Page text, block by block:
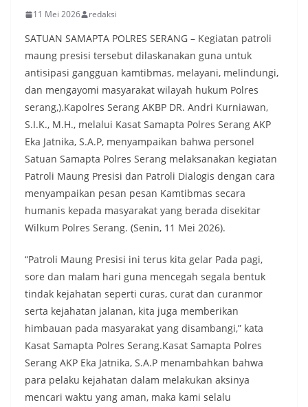
11 Mei 2026 redaksi
SATUAN SAMAPTA POLRES SERANG – Kegiatan patroli
maung presisi tersebut dilaskanakan guna untuk
antisipasi gangguan kamtibmas, melayani, melindungi,
dan mengayomi masyarakat wilayah hukum Polres
serang,).Kapolres Serang AKBP DR. Andri Kurniawan,
S.I.K., M.H., melalui Kasat Samapta Polres Serang AKP
Eka Jatnika, S.A.P, menyampaikan bahwa personel
Satuan Samapta Polres Serang melaksanakan kegiatan
Patroli Maung Presisi dan Patroli Dialogis dengan cara
menyampaikan pesan pesan Kamtibmas secara
humanis kepada masyarakat yang berada disekitar
Wilkum Polres Serang. (Senin, 11 Mei 2026).
“Patroli Maung Presisi ini terus kita gelar Pada pagi,
sore dan malam hari guna mencegah segala bentuk
tindak kejahatan seperti curas, curat dan curanmor
serta kejahatan jalanan, kita juga memberikan
himbauan pada masyarakat yang disambangi,” kata
Kasat Samapta Polres Serang.Kasat Samapta Polres
Serang AKP Eka Jatnika, S.A.P menambahkan bahwa
para pelaku kejahatan dalam melakukan aksinya
mencari waktu yang aman, maka kami selalu